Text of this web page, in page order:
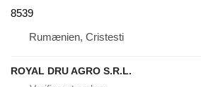
8539
Rumænien, Cristesti
ROYAL DRU AGRO S.R.L.